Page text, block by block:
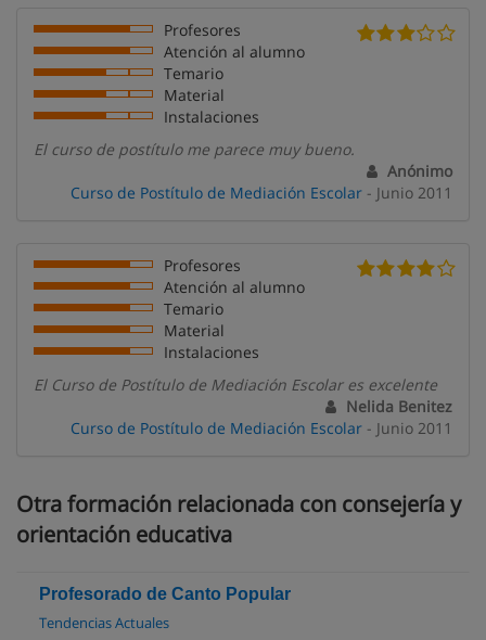
Profesores
Atención al alumno
Temario
Material
Instalaciones
El curso de postítulo me parece muy bueno.
Anónimo
Curso de Postítulo de Mediación Escolar - Junio 2011
Profesores
Atención al alumno
Temario
Material
Instalaciones
El Curso de Postítulo de Mediación Escolar es excelente
Nelida Benitez
Curso de Postítulo de Mediación Escolar - Junio 2011
Otra formación relacionada con consejería y
orientación educativa
Profesorado de Canto Popular
Tendencias Actuales